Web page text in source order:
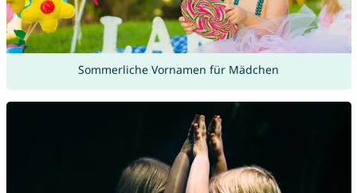
Sommerliche Vornamen für Mädchen